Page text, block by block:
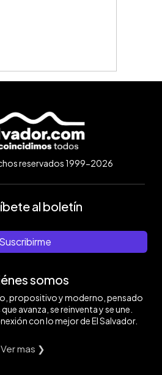
reservados 1999-2026
al boletín
Suscribirme
somos
propositivo y moderno, pensado
avanza, se reinventa y se une.
con lo mejor de El Salvador.
Ver mas ❯